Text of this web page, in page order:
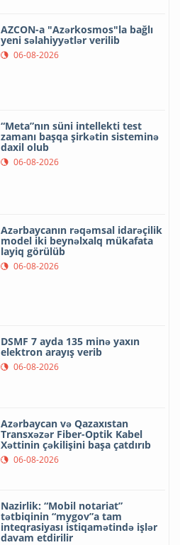
AZCON-a "Azərkosmos"la bağlı
yeni səlahiyyətlər verilib
06-08-2026
“Meta”nın süni intellekti test
zamanı başqa şirkətin sisteminə
daxil olub
06-08-2026
Azərbaycanın rəqəmsal idarəçilik
model iki beynəlxalq mükafata
layiq görülüb
06-08-2026
DSMF 7 ayda 135 minə yaxın
elektron arayış verib
06-08-2026
Azərbaycan və Qazaxıstan
Transxəzər Fiber-Optik Kabel
Xəttinin çəkilişini başa çatdırıb
06-08-2026
Nazirlik: “Mobil notariat”
tətbiqinin “mygov”a tam
inteqrasiyası istiqamətində işlər
davam etdirilir